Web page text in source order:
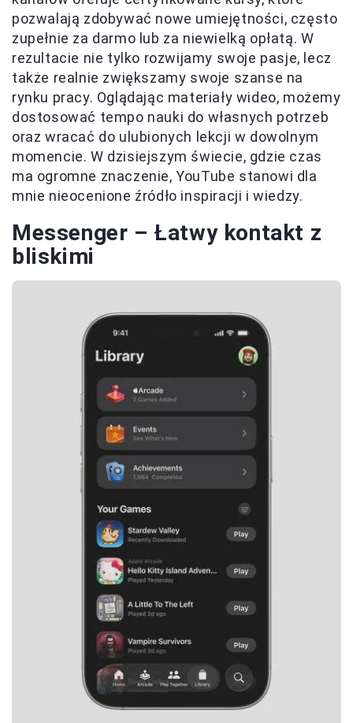
pozwalają zdobywać nowe umiejętności, często
zupełnie za darmo lub za niewielką opłatą. W
rezultacie nie tylko rozwijamy swoje pasje, lecz
także realnie zwiększamy swoje szanse na
rynku pracy. Oglądając materiały wideo, możemy
dostosować tempo nauki do własnych potrzeb
oraz wracać do ulubionych lekcji w dowolnym
momencie. W dzisiejszym świecie, gdzie czas
ma ogromne znaczenie, YouTube stanowi dla
mnie nieocenione źródło inspiracji i wiedzy.
Messenger – Łatwy kontakt z
bliskimi